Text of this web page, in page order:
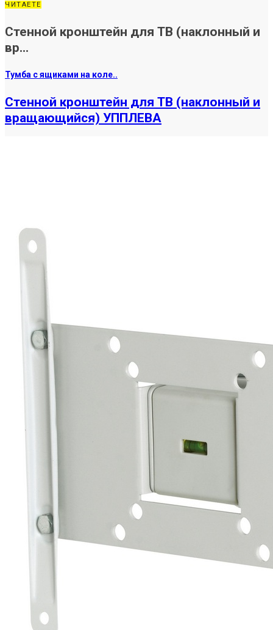
ЧИТАЕТЕ
Стенной кронштейн для ТВ (наклонный и
вр...
Тумба с ящиками на коле..
Стенной кронштейн для ТВ (наклонный и
вращающийся) УППЛЕВА